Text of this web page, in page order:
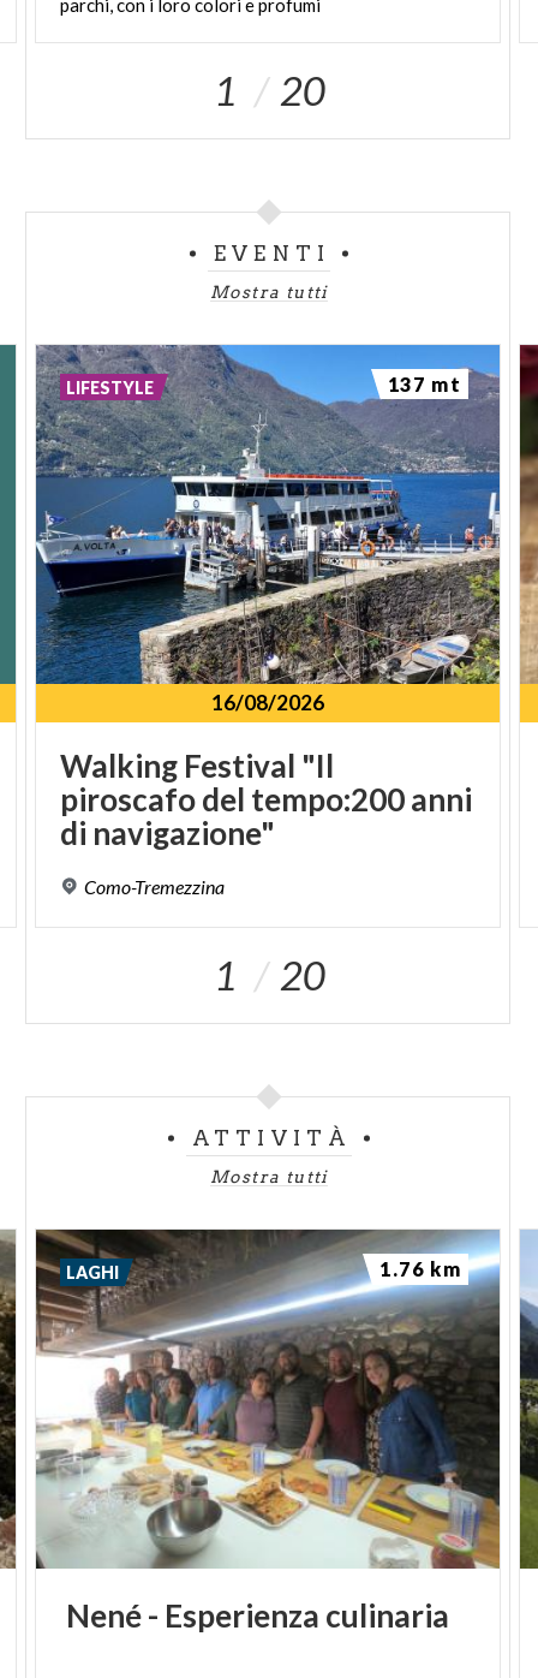
1 20
EVENTI
Mostra tutti
16/08/2026
Walking Festival "Il
piroscafo del tempo:200 anni
di navigazione"
Como-Tremezzina
LIFESTYLE 137 mt
1 20
ATTIVITÀ
Mostra tutti
Nené- Esperienza culinaria
LAGHI 1.76 km